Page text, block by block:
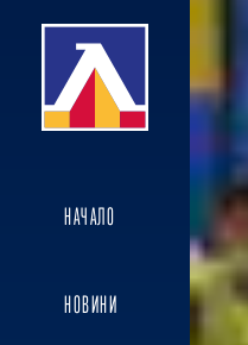
НАЧАЛО
НОВИНИ